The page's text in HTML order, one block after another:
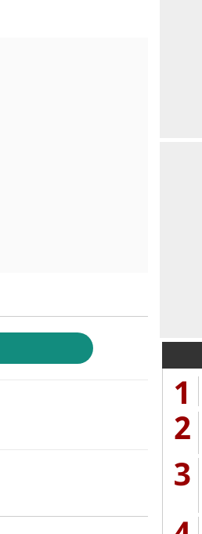
1
2
3